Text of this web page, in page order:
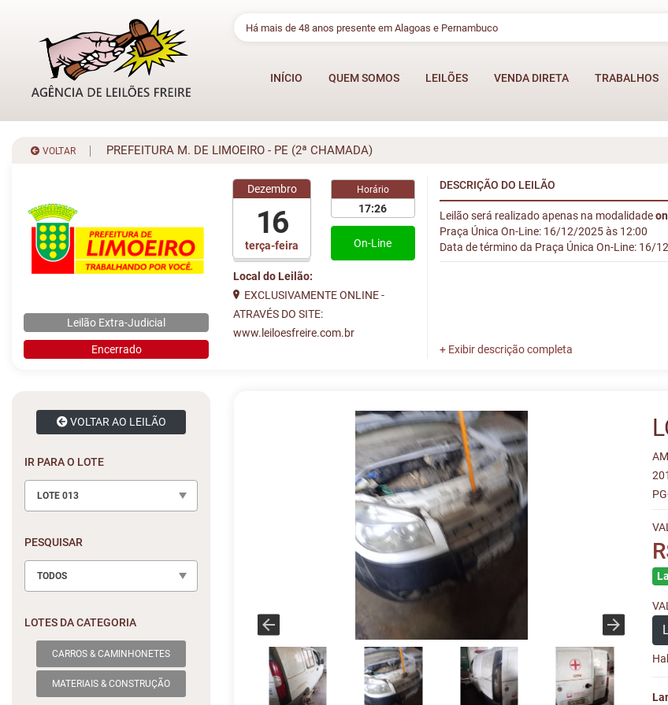
Há mais de 48 anos presente em Alagoas e Pernambuco
INÍCIO QUEM SOMOS LEILÕES VENDA DIRETA TRABALHOS
VOLTAR PREFEITURA M. DE LIMOEIRO - PE (2ª CHAMADA)
Leilão Extra-Judicial
Encerrado
terça-feira
Dezembro
16
Horário
17:26
On-Line
Local do Leilão:
EXCLUSIVAMENTE ONLINE -
ATRAVÉS DO SITE:
www.leiloesfreire.com.br
DESCRIÇÃO DO LEILÃO
Leilão será realizado apenas na modalidade
Praça Única On-Line: 16/12/2025 às 12:00
Data de término da Praça Única On-Line: 16/
VOLTAR AO LEILÃO
IR PARA O LOTE
LOTE 013
PESQUISAR
TODOS
LOTES DA CATEGORIA
CARROS & CAMINHONETES
MATERIAIS & CONSTRUÇÃO